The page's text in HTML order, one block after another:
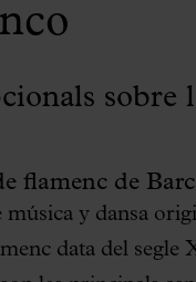
Palau
sobre
flamenc de
música y dansa
data del segle